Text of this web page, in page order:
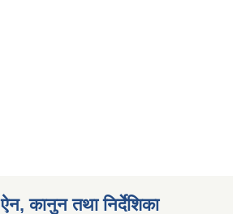
ऐन, कानुन तथा निर्देशिका